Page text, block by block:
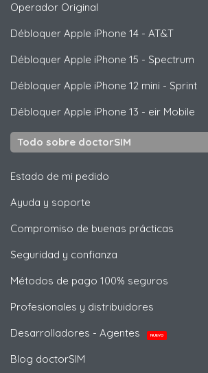
Operador Original
Débloquer Apple iPhone 14 - AT&T
Débloquer Apple iPhone 15 - Spectrum
Débloquer Apple iPhone 12 mini - Sprint
Débloquer Apple iPhone 13 - eir Mobile
Todo sobre doctorSIM
Estado de mi pedido
Ayuda y soporte
Compromiso de buenas prácticas
Seguridad y confianza
Métodos de pago 100% seguros
Profesionales y distribuidores
Desarrolladores - Agentes
NUEVO
Blog doctorSIM